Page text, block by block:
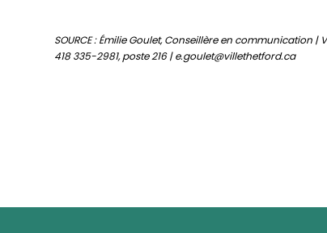
SOURCE : Émilie Goulet,Conseillère en communication |
418 335-2981, poste 216 | e.goulet@villethetford.ca